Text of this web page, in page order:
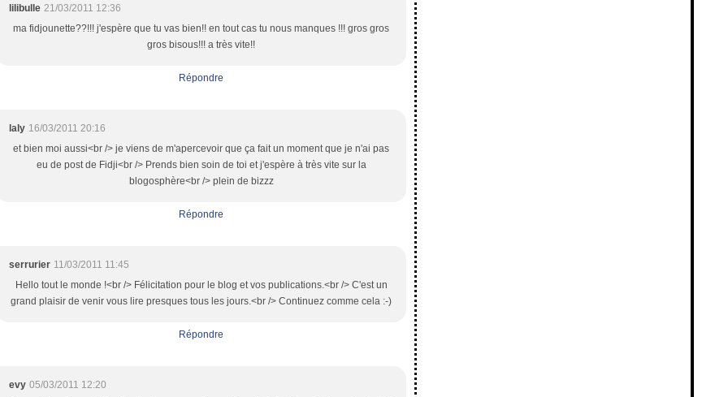
lilibulle 21/03/2011 12:36
ma fidjounette??!!! j'espère que tu vas bien!! en tout cas tu nous manques !!! gros gros
gros bisous!!! a très vite!!
Répondre
laly 16/03/2011 20:16
et bien moi aussi<br /> je viens de m'apercevoir que ça fait un moment que je n'ai pas
eu de post de Fidji<br /> Prends bien soin de toi et j'espère à très vite sur la
blogosphère<br /> plein de bizzz
Répondre
serrurier 11/03/2011 11:45
Hello tout le monde !<br /> Félicitation pour le blog et vos publications.<br /> C'est un
grand plaisir de venir vous lire presques tous les jours.<br /> Continuez comme cela :-)
Répondre
evy 05/03/2011 12:20